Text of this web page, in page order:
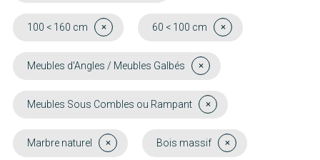
100 < 160 cm 60 < 100 cm
Meubles d'Angles / Meubles Galbés
Meubles Sous Combles ou Rampant
Marbre naturel Bois massif